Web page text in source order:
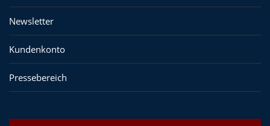
Newsletter
Kundenkonto
Pressebereich